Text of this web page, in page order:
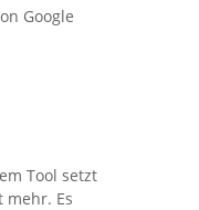
Google
Tool setzt
mehr. Es